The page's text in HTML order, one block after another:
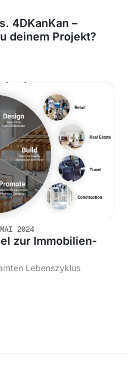
4DKanKan –
deinem Projekt?
2024
zur Immobilien-
Lebenszyklus